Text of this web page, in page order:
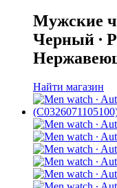
Мужские
Черный ∙
Найти магазин